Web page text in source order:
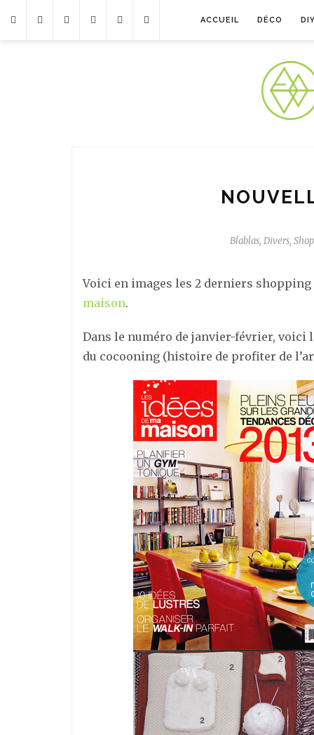
ACCUEIL DÉCO
Blablas, Divers,
Voici en images les 2 derniers
maison.
Dans le numéro de janvier-février, voici
du cocooning (histoire de profiter de